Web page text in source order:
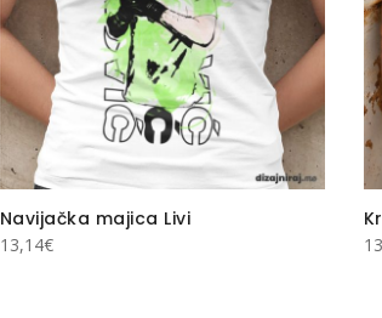
Navijačka majica Livi
13,14€